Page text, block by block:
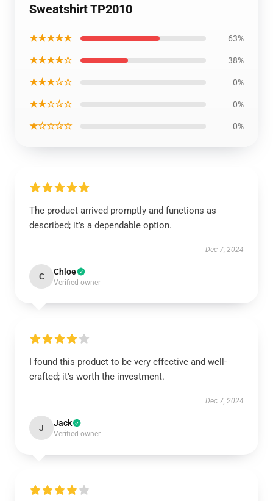
Sweatshirt TP2010
★★★★★ 63%
★★★★☆ 38%
★★★☆☆ 0%
★★☆☆☆ 0%
★☆☆☆☆ 0%
The product arrived promptly and functions as
described; it’s a dependable option.
Dec 7, 2024
C Chloe
Verified owner
I found this product to be very effective and well-
crafted; it’s worth the investment.
Dec 7, 2024
J Jack
Verified owner